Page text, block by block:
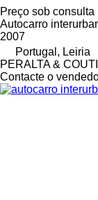
Preço sob consulta
Autocarro
2007
Portugal, Leiria
PERALTA &
Contacte o